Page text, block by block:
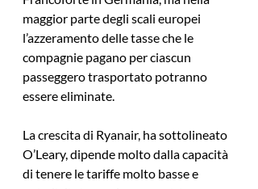
maggior parte degli scali europei
l’azzeramento delle tasse che le
compagnie pagano per ciascun
passeggero trasportato potranno
essere eliminate.
La crescita di Ryanair, ha sottolineato
O’Leary, dipende molto dalla capacità
di tenere le tariffe molto basse e